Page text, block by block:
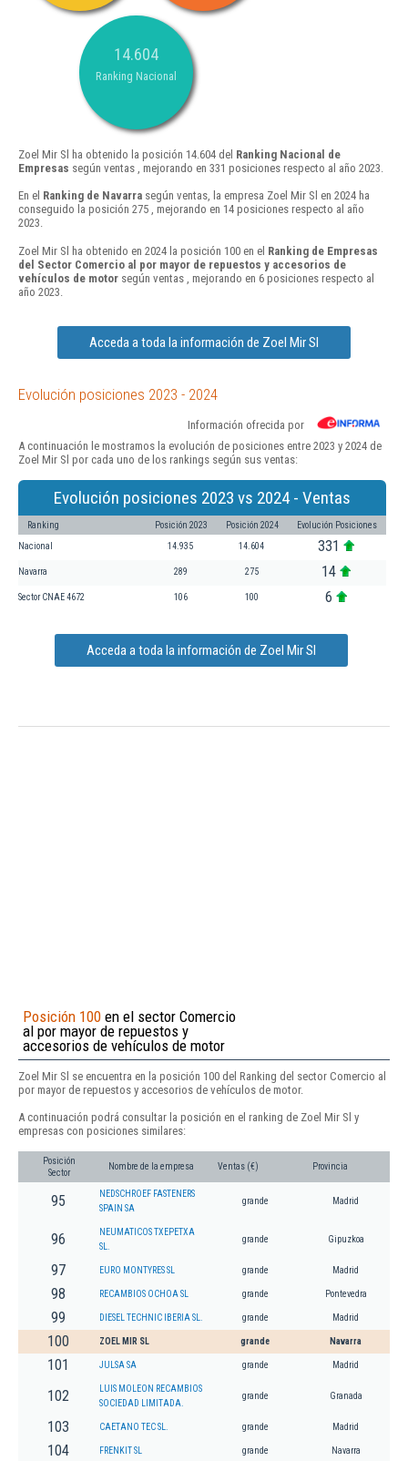
14.604
Ranking Nacional
Zoel Mir Sl ha obtenido la posición 14.604 del Ranking Nacional de
Empresas según ventas , mejorando en 331 posiciones respecto al año 2023.
En el Ranking de Navarra según ventas, la empresa Zoel Mir Sl en 2024 ha
conseguido la posición 275 , mejorando en 14 posiciones respecto al año
2023.
Zoel Mir Sl ha obtenido en 2024 la posición 100 en el Ranking de Empresas
del Sector Comercio al por mayor de repuestos y accesorios de
vehículos de motor según ventas , mejorando en 6 posiciones respecto al
año 2023.
Acceda a toda la información de Zoel Mir Sl
Evolución posiciones 2023 - 2024
Información ofrecida por
A continuación le mostramos la evolución de posiciones entre 2023 y 2024 de
Zoel Mir Sl por cada uno de los rankings según sus ventas:
Evolución posiciones 2023 vs 2024 - Ventas
Ranking Posición 2023 Posición 2024 Evolución Posiciones
Nacional 14.935 14.604 331
Navarra 289 275 14
Sector CNAE 4672 106 100 6
Acceda a toda la información de Zoel Mir Sl
Posición 100 en el sector Comercio
al por mayor de repuestos y
accesorios de vehículos de motor
Zoel Mir Sl se encuentra en la posición 100 del Ranking del sector Comercio al
por mayor de repuestos y accesorios de vehículos de motor.
A continuación podrá consultar la posición en el ranking de Zoel Mir Sl y
empresas con posiciones similares:
Posición
Sector
Nombre de la empresa Ventas (€) Provincia
95
NEDSCHROEF FASTENERS
SPAIN SA
grande Madrid
96
NEUMATICOS TXEPETXA
SL.
grande Gipuzkoa
97 EURO MONTYRES SL grande Madrid
98 RECAMBIOS OCHOA SL grande Pontevedra
99 DIESEL TECHNIC IBERIA SL. grande Madrid
100 ZOEL MIR SL grande Navarra
101 JULSA SA grande Madrid
102
LUIS MOLEON RECAMBIOS
SOCIEDAD LIMITADA.
grande Granada
103 CAETANO TEC SL. grande Madrid
104 FRENKIT SL grande Navarra